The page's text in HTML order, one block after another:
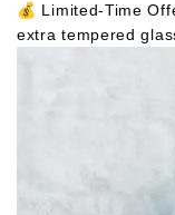
💰 Limited-Time
extra tempered